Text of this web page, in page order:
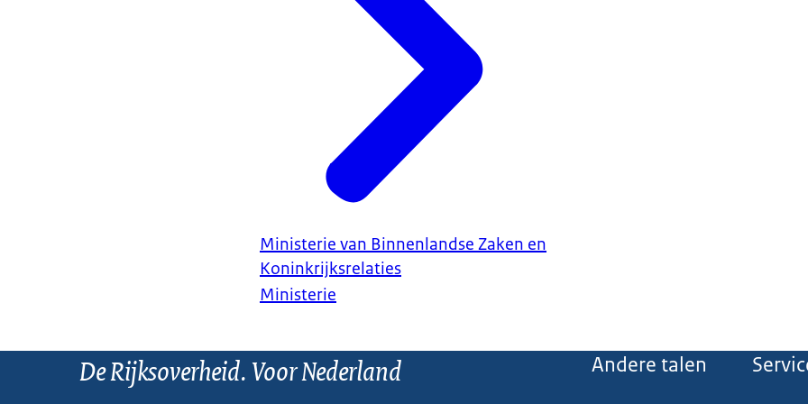
Ministerie van Binnenlandse Zaken en
Koninkrijksrelaties
Ministerie
De Rijksoverheid. Voor Nederland Andere talen